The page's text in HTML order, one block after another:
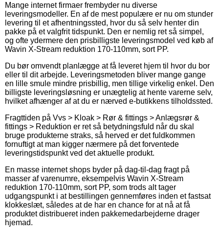
Mange internet firmaer frembyder nu diverse
leveringsmodeller. En af de mest populære er nu om stunder
levering til et afhentningssted, hvor du så selv henter din
pakke på et valgfrit tidspunkt. Den er nemlig ret så simpel,
og ofte ydermere den prisbilligste leveringsmodel ved køb af
Wavin X-Stream reduktion 170-110mm, sort PP.
Du bør omvendt planlægge at få leveret hjem til hvor du bor
eller til dit arbejde. Leveringsmetoden bliver mange gange
en lille smule mindre prisbillig, men tillige virkelig enkel. Den
billigste leveringsløsning er unægtelig at hente varerne selv,
hvilket afhænger af at du er nærved e-butikkens tilholdssted.
Fragttiden på Vvs > Kloak > Rør & fittings > Anlægsrør &
fittings > Reduktion er ret så betydningsfuld når du skal
bruge produkterne straks, så herved er det fuldkommen
fornuftigt at man kigger nærmere på det forventede
leveringstidspunkt ved det aktuelle produkt.
En masse internet shops byder på dag-til-dag fragt på
masser af varenumre, eksempelvis Wavin X-Stream
reduktion 170-110mm, sort PP, som trods alt tager
udgangspunkt i at bestillingen gennemføres inden et fastsat
klokkeslæt, således at de har en chance for at nå at få
produktet distribueret inden pakkemedarbejderne drager
hjemad.